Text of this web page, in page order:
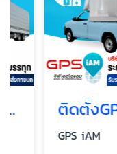
GPS iAM